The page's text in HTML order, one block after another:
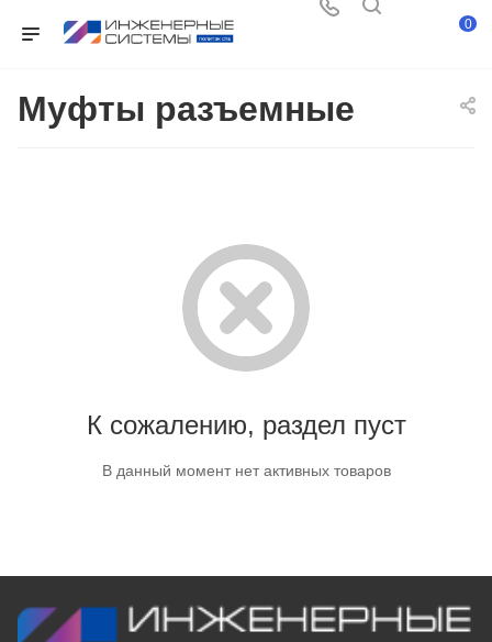
0
Муфты разъемные
К сожалению, раздел пуст
В данный момент нет активных товаров